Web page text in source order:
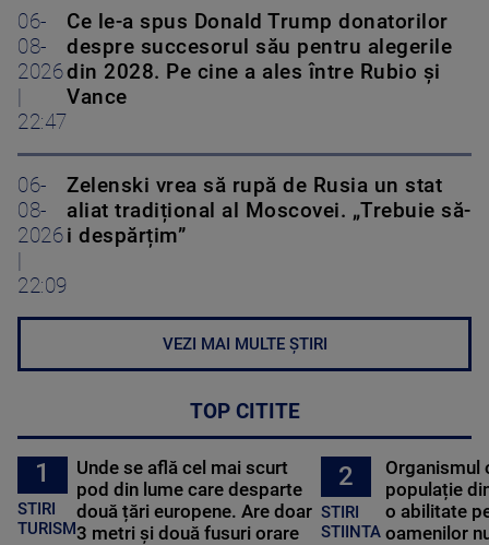
06-
08-
2026
|
22:47
Ce le-a spus Donald Trump donatorilor
despre succesorul său pentru alegerile
din 2028. Pe cine a ales între Rubio și
Vance
06-
08-
2026
|
22:09
Zelenski vrea să rupă de Rusia un stat
aliat tradițional al Moscovei. „Trebuie să-
i despărțim”
VEZI MAI MULTE ȘTIRI
TOP CITITE
1
STIRI
TURISM
Unde se află cel mai scurt
pod din lume care desparte
două țări europene. Are doar
3 metri și două fusuri orare
2
STIRI
STIINTA
Organismul
populație
o abilitate
oamenilor